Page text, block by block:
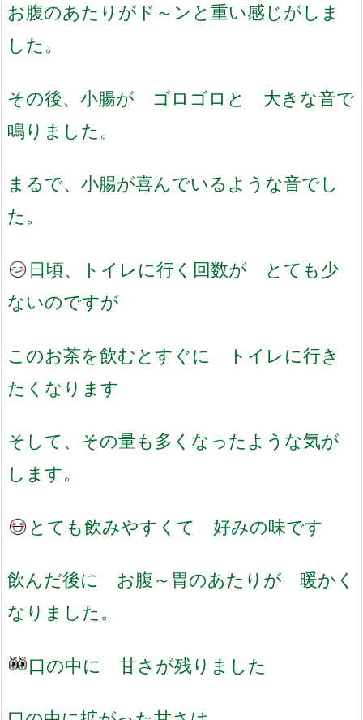
お腹のあたりがド～ンと重い感じがしま
した。
その後、小腸が ゴロゴロと 大きな音で
鳴りました。
まるで、小腸が喜んでいるような音でし
た。
日頃、トイレに行く回数が とても少
ないのですが
このお茶を飲むとすぐに トイレに行き
たくなります
そして、その量も多くなったような気が
します。
とても飲みやすくて 好みの味です
飲んだ後に お腹～胃のあたりが 暖かく
なりました。
口の中に 甘さが残りました